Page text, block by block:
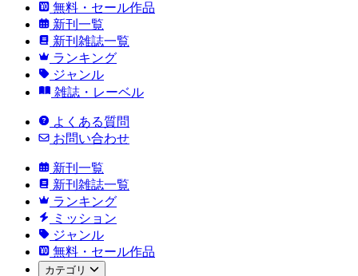
無料・セール作品
新刊一覧
新刊雑誌一覧
ランキング
ジャンル
雑誌・レーベル
よくある質問
お問い合わせ
新刊一覧
新刊雑誌一覧
ランキング
ミッション
ジャンル
無料・セール作品
カテゴリ